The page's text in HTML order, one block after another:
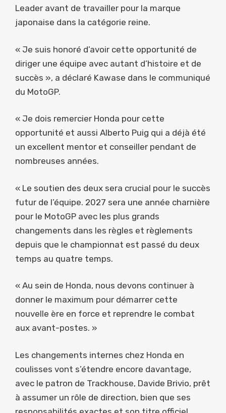
Leader avant de travailler pour la marque
japonaise dans la catégorie reine.
« Je suis honoré d’avoir cette opportunité de
diriger une équipe avec autant d’histoire et de
succès », a déclaré Kawase dans le communiqué
du MotoGP.
« Je dois remercier Honda pour cette
opportunité et aussi Alberto Puig qui a déjà été
un excellent mentor et conseiller pendant de
nombreuses années.
« Le soutien des deux sera crucial pour le succès
futur de l’équipe. 2027 sera une année charnière
pour le MotoGP avec les plus grands
changements dans les règles et règlements
depuis que le championnat est passé du deux
temps au quatre temps.
« Au sein de Honda, nous devons continuer à
donner le maximum pour démarrer cette
nouvelle ère en force et reprendre le combat
aux avant-postes. »
Les changements internes chez Honda en
coulisses vont s’étendre encore davantage,
avec le patron de Trackhouse, Davide Brivio, prêt
à assumer un rôle de direction, bien que ses